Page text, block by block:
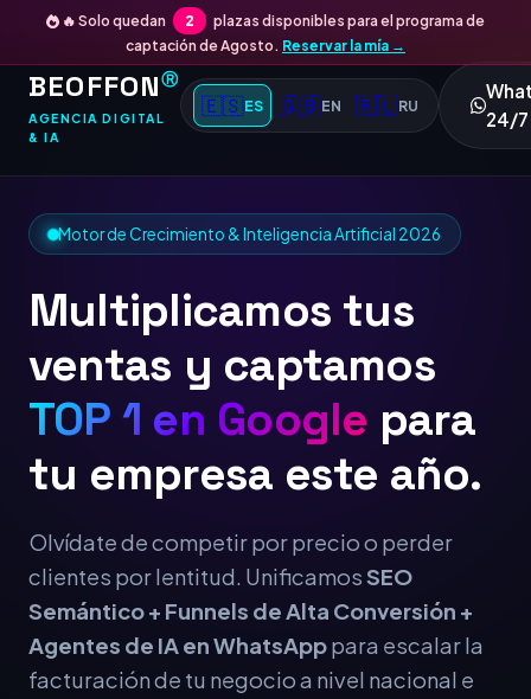
🔥 Solo quedan 2
plazas disponibles para el programa de
captación de Agosto. Reservar la mía →
BEOFFONⓇ
AGENCIA DIGITAL
& IA
🇪🇸ES 🇬🇧EN 🇷🇺RU
24/7
Motor de Crecimiento & Inteligencia Artificial 2026
Multiplicamos tus
ventas y captamos
TOP 1 en Google para
tu empresa este año.
Olvídate de competir por precio o perder
clientes por lentitud. UnificamosSEO
Semántico + Funnels de Alta Conversión +
Agentes de IA en WhatsApppara escalar la
facturación de tu negocio a nivel nacional e